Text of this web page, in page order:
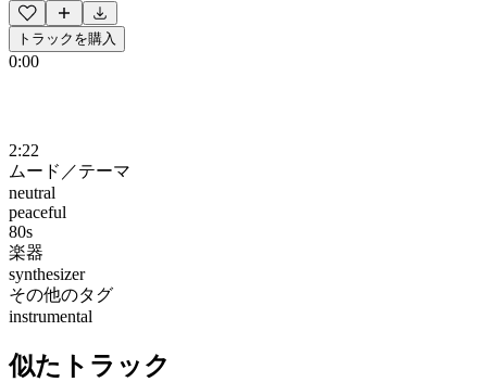
トラックを購入
0:00
2:22
ムード／テーマ
neutral
peaceful
80s
楽器
synthesizer
その他のタグ
instrumental
似たトラック